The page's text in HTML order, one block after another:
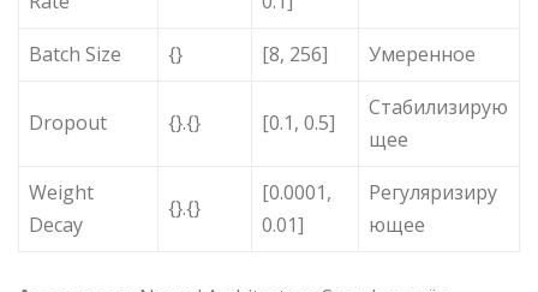
Batch Size {} [8, 256] Умеренное
Dropout {}.{} [0.1, 0.5]
Стабилизирую
щее
Weight
Decay
{}.{}
[0.0001,
0.01]
Регуляризиру
ющее